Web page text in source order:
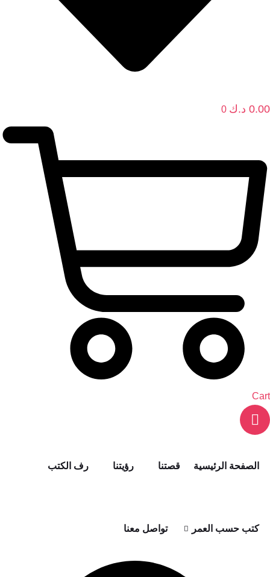
0.00 د.ك 0
Cart
الصفحة الرئيسية قصتنا رؤيتنا رف الكتب
كتب حسب العمر تواصل معنا